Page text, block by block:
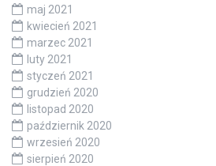
maj 2021
kwiecień 2021
marzec 2021
luty 2021
styczeń 2021
grudzień 2020
listopad 2020
październik 2020
wrzesień 2020
sierpień 2020